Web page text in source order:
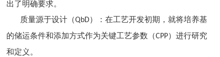
出了明确要求。
质量源于设计（QbD）：在工艺开发初期，就将培养基
的储运条件和添加方式作为关键工艺参数（CPP）进行研究
和定义。